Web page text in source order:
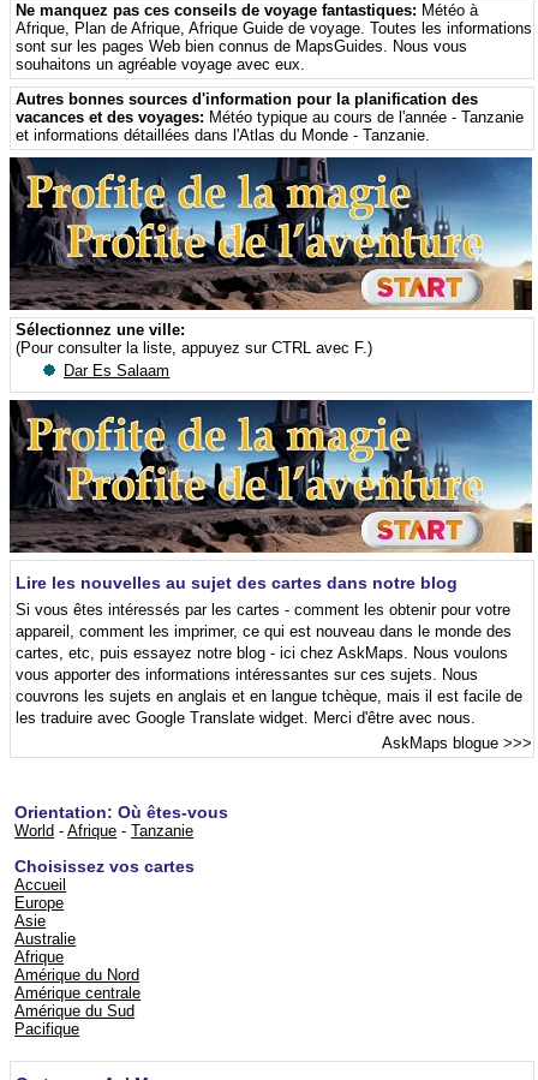
Ne manquez pas ces conseils de voyage fantastiques: Météo à
Afrique, Plan de Afrique,Afrique Guide de voyage. Toutes les informations
sont sur ​​les pages Web bien connus de MapsGuides. Nous vous
souhaitons un agréable voyage avec eux.
Autres bonnes sources d'information pour la planification des
vacances et des voyages: Météo typique au cours de l'année - Tanzanie
et informations détaillées dans l'Atlas du Monde - Tanzanie.
Sélectionnez une ville:
(Pour consulter la liste, appuyez sur CTRL avec F.)
Dar Es Salaam
Lire les nouvelles au sujet des cartes dans notre blog
Si vous êtes intéressés par les cartes - comment les obtenir pour votre
appareil, comment les imprimer, ce qui est nouveau dans le monde des
cartes, etc, puis essayez notre blog - ici chez AskMaps. Nous voulons
vous apporter des informations intéressantes sur ces sujets. Nous
couvrons les sujets en anglais et en langue tchèque, mais il est facile de
les traduire avec Google Translate widget. Merci d'être avec nous.
AskMaps blogue >>>
Orientation: Où êtes-vous
World -Afrique -Tanzanie
Choisissez vos cartes
Accueil
Europe
Asie
Australie
Afrique
Amérique du Nord
Amérique centrale
Amérique du Sud
Pacifique